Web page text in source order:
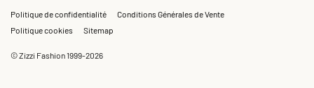
Politique de confidentialité
Conditions Générales de Vente
Politique cookies
Sitemap
© Zizzi Fashion 1999-2026